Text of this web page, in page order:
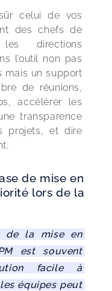
celui de vos
des chefs de
directions
l’outil non pas
mais un support
de réunions,
accélérer les
transparence
projets, et dire
de mise en
lors de la
de la mise en
est souvent
facile à
équipes peut